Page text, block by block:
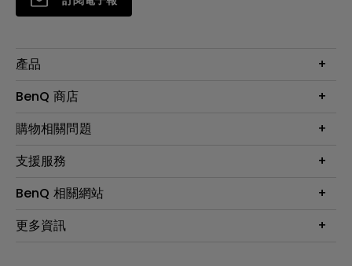
產品
大型液晶
投影機
智慧照明
專業拍物視訊鏡頭
BenQ 商店
最新產品與活動
尋找銷售據點
會員綁定LINE教學
購物相關問題
第一次購物就上手
延長保固購買
贈品兌換網站首頁
支援服務
服務公告
保固條例
BenQ 相關網站
專業商用解決方案
更多資訊